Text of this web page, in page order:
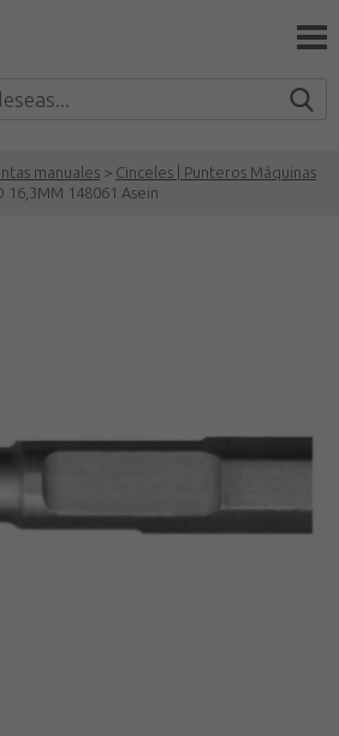
manuales > Cinceles | Punteros Máquinas
16,3MM 148061 Asein